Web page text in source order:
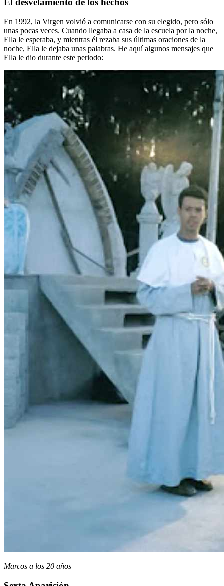
El desvelamiento de los hechos
En 1992, la Virgen volvió a comunicarse con su elegido, pero sólo
unas pocas veces. Cuando llegaba a casa de la escuela por la noche,
Ella le esperaba, y mientras él rezaba sus últimas oraciones de la
noche, Ella le dejaba unas palabras. He aquí algunos mensajes que
Ella le dio durante este periodo:
Marcos a los 20 años